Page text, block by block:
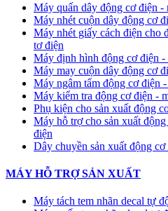
Máy quấn dây động cơ điện -
Máy nhét cuộn dây động cơ
Máy nhét giấy cách điện cho
tơ điện
Máy định hình động cơ điện
Máy may cuộn dây động cơ
Máy ngâm tẩm động cơ điện
Máy kiểm tra động cơ điện -
Phụ kiện cho sản xuất động
Máy hỗ trợ cho sản xuất
điện
Dây chuyền sản xuất động
MÁY HỖ TRỢ SẢN XUẤT
Máy tách tem nhãn decal tự